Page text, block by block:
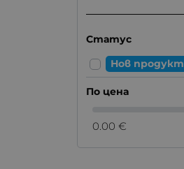
Статус
Нов продукт
По цена
0.00 €